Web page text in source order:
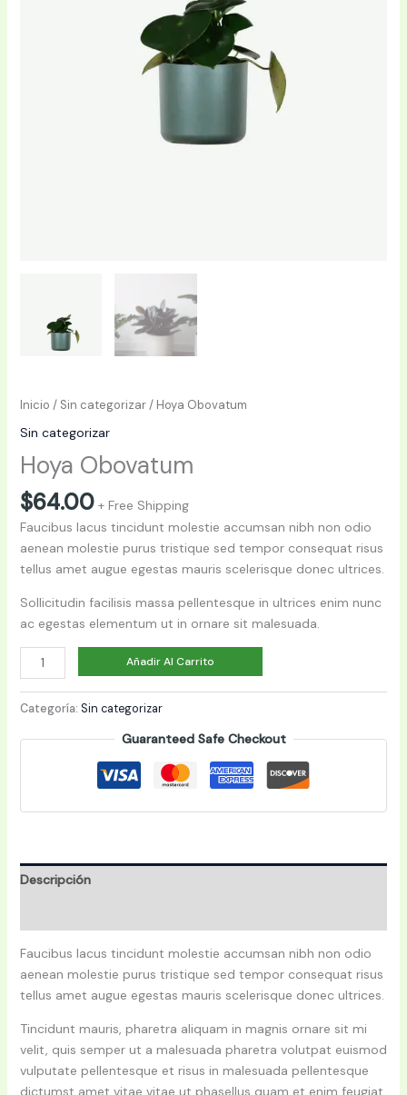
Inicio / Sin categorizar/ Hoya Obovatum
Sin categorizar
Hoya Obovatum
$64.00 + Free Shipping
Faucibus lacus tincidunt molestie accumsan nibh non odio
aenean molestie purus tristique sed tempor consequat risus
tellus amet augue egestas mauris scelerisque donec ultrices.
Sollicitudin facilisis massa pellentesque in ultrices enim nunc
ac egestas elementum ut in ornare sit malesuada.
Hoya
Obovatum
cantidad
Añadir Al Carrito
Categoría: Sin categorizar
Guaranteed Safe Checkout
Descripción
Faucibus lacus tincidunt molestie accumsan nibh non odio
aenean molestie purus tristique sed tempor consequat risus
tellus amet augue egestas mauris scelerisque donec ultrices.
Tincidunt mauris, pharetra aliquam in magnis ornare sit mi
velit, quis semper ut a malesuada pharetra volutpat euismod
vulputate pellentesque et risus in malesuada pellentesque
dictumst amet vitae vitae ut phasellus quam et enim feugiat